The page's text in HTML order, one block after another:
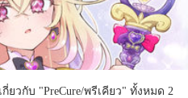
วกับ "PreCure/พรีเคียว" ทั้งหมด 2